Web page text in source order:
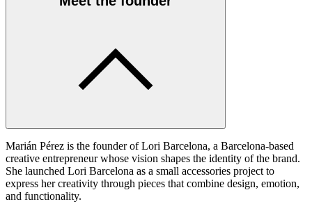
Marián Pérez is the founder of Lori Barcelona, a Barcelona-based
creative entrepreneur whose vision shapes the identity of the brand.
She launched Lori Barcelona as a small accessories project to
express her creativity through pieces that combine design, emotion,
and functionality.